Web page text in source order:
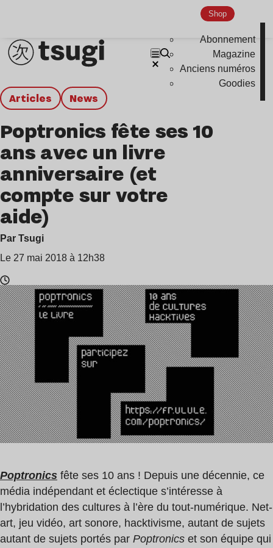
Shop
Abonnement
Magazine
Anciens numéros
Goodies
Articles news
Poptronics fête ses 10
ans avec un livre
anniversaire (et
compte sur votre
aide)
Par Tsugi
Le 27 mai 2018 à 12h38
Temps
de
lecture
:
1
min
Poptronics fête ses 10 ans ! Depuis une décennie, ce
média indépendant et éclectique s’intéresse à
l’hybridation des cultures à l’ère du tout-numérique. Net-
art, jeu vidéo, art sonore, hacktivisme, autant de sujets
autant de sujets portés par Poptronics et son équipe qui